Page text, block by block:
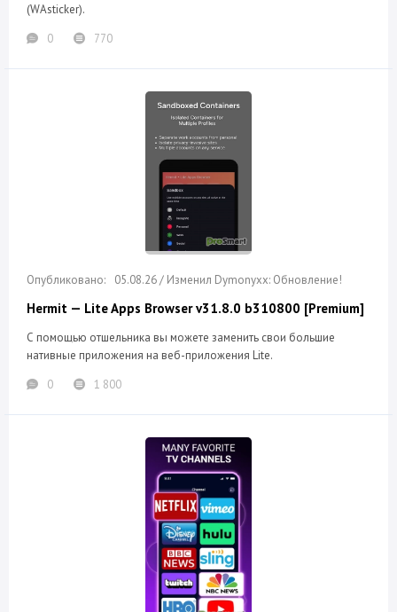
(WAsticker).
0
770
05.08.26 / Изменил Dymonyxx: Обновление!
Hermit — Lite Apps Browser v31.8.0 b310800 [Premium]
С помощью отшельника вы можете заменить свои большие
нативные приложения на веб-приложения Lite.
0
1 800